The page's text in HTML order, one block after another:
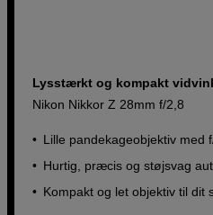
Lysstærkt og kompakt
Nikon Nikkor Z 28mm f/2,8
Lille pandekageobjektiv med
Hurtig, præcis og støjsvag
Kompakt og let objektiv til dit